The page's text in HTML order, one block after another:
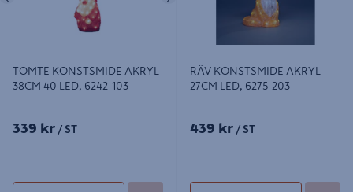
TOMTE KONSTSMIDE AKRYL
38CM 40 LED, 6242-103
339 kr / ST
RÄV KONSTSMIDE AKRYL
27CM LED, 6275-203
439 kr / ST